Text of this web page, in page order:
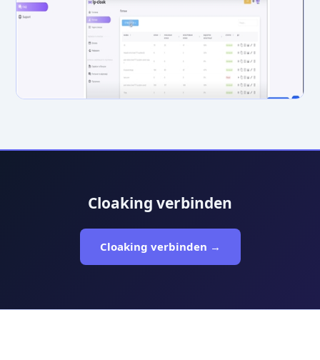
Cloaking verbinden
Cloaking verbinden →